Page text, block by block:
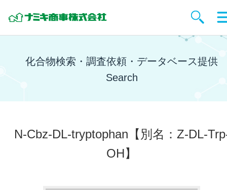
化合物検索・調査依頼・データベース提供
Search
N-Cbz-DL-tryptophan 【別名：Z-DL-
OH】